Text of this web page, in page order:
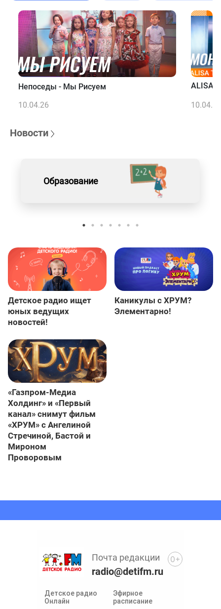
Непоседы - Мы Рисуем
10.04.26
ALISA
10.04.26
Новости
Образование
Детское радио ищет
юных ведущих
новостей!
Каникулы с ХРУМ?
Элементарно!
«Газпром-Медиа
Холдинг» и «Первый
канал» снимут фильм
«ХРУМ» с Ангелиной
Стречиной, Бастой и
Мироном
Проворовым
Детское радио
Онлайн
Эфирное
расписание
Почта редакции
radio@detifm.ru
0+